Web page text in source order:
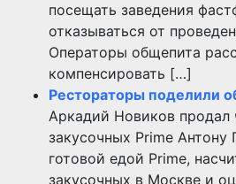
посещать заведения
отказываться от
Операторы общепита
компенсировать […]
Рестораторы поделили
Аркадий Новиков продал
закусочных Prime
готовой едой Prime,
закусочных в Москве и